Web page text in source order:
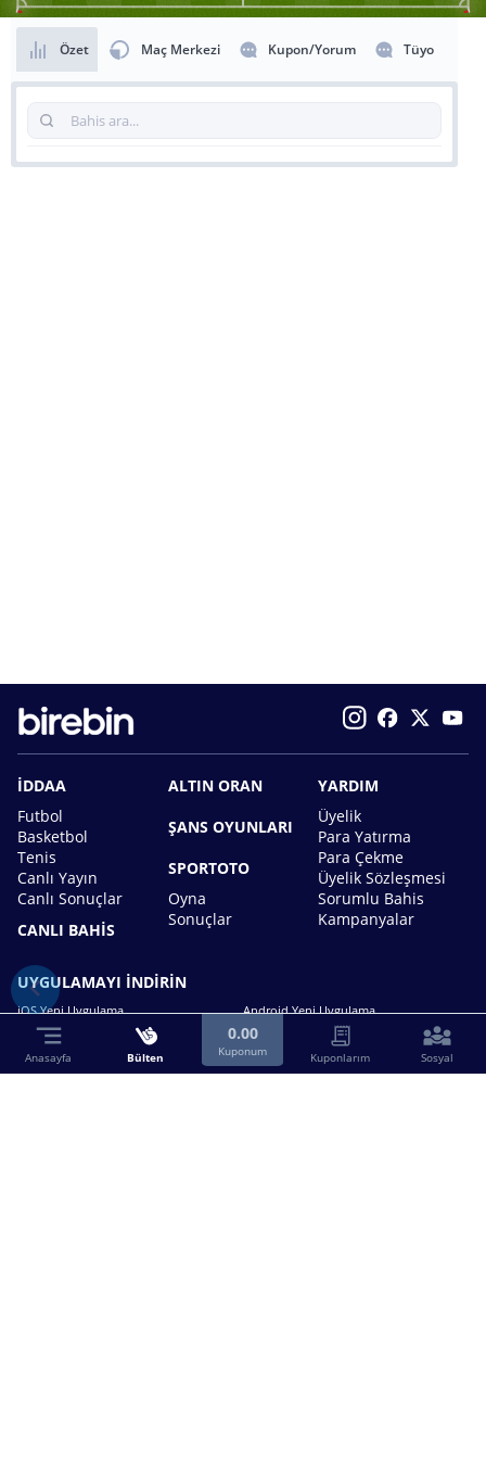
Özet Maç Merkezi Kupon/Yorum Tüyo
İDDAA
Futbol
Basketbol
Tenis
Canlı Yayın
Canlı Sonuçlar
CANLI BAHİS
ALTIN ORAN
ŞANS OYUNLARI
SPORTOTO
Oyna
Sonuçlar
YARDIM
Üyelik
Para Yatırma
Para Çekme
Üyelik Sözleşmesi
Sorumlu Bahis
Kampanyalar
UYGULAMAYI İNDİRİN
iOS Yeni Uygulama Android Yeni Uygulama
Anasayfa Bülten
0.00
Kuponum Kuponlarım Sosyal